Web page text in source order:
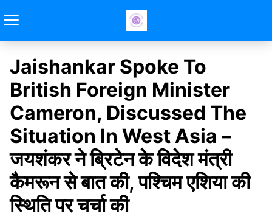
Jaishankar Spoke To
British Foreign Minister
Cameron, Discussed The
Situation In West Asia –
जयशंकर ने ब्रिटेन के विदेश मंत्री
कैमरून से बात की, पश्चिम एशिया की
स्थिति पर चर्चा की